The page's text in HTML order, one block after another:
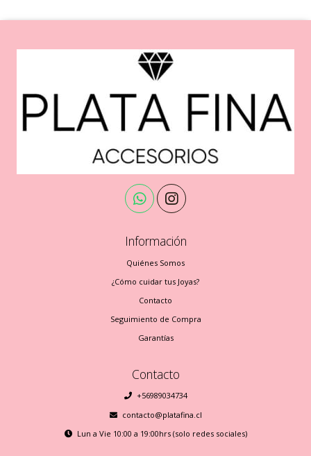
Información
Quiénes Somos
¿Cómo cuidar tus Joyas?
Contacto
Seguimiento de Compra
Garantías
Contacto
+56989034734
contacto@platafina.cl
Lun a Vie 10:00 a 19:00hrs (solo redes sociales)